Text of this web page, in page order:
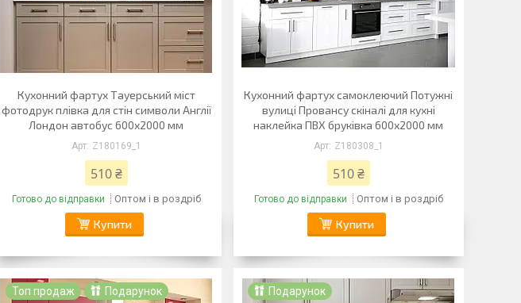
Кухонний фартух Тауерський міст
фотодрук плівка для стін символи Англії
Лондон автобус 600х2000 мм
Z180169_1
510 ₴
Готово до відправки Оптом і в роздріб
Купити
Кухонний фартух самоклеючий Потужні
вулиці Провансу скіналі для кухні
наклейка ПВХ бруківка 600х2000 мм
Z180308_1
510 ₴
Готово до відправки Оптом і в роздріб
Купити
Топ продаж Подарунок Подарунок